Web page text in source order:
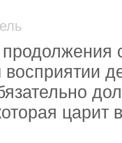
восприятии